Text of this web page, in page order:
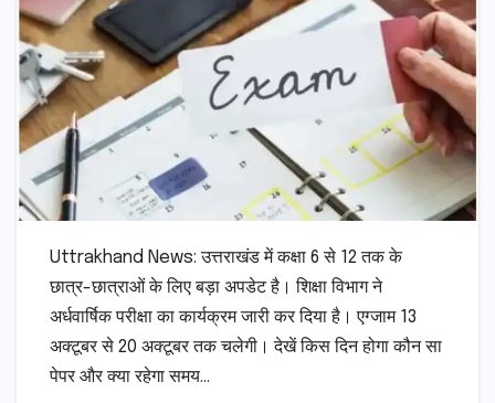
Uttrakhand News: उत्तराखंड में कक्षा 6 से 12 तक के
छात्र-छात्राओं के लिए बड़ा अपडेट है। शिक्षा विभाग ने
अर्धवार्षिक परीक्षा का कार्यक्रम जारी कर दिया है। एग्जाम 13
अक्टूबर से 20 अक्टूबर तक चलेगी। देखें किस दिन होगा कौन सा
पेपर और क्या रहेगा समय…